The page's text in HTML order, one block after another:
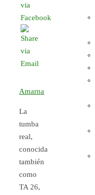
Amarna
La
tumba
real,
conocida
también
como
TA 26,